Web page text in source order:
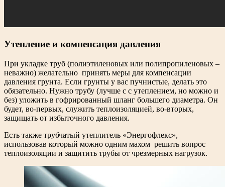
Утепление и компенсация давления
При укладке труб (полиэтиленовых или полипропиленовых –
неважно) желательно принять меры для компенсации
давления грунта. Если грунты у вас пучнистые, делать это
обязательно. Нужно трубу (лучше с с утеплением, но можно и
без) уложить в гофрированный шланг большего диаметра. Он
будет, во-первых, служить теплоизоляцией, во-вторых,
защищать от избыточного давления.
Есть также трубчатый утеплитель «Энергофлекс»,
использовав который можно одним махом решить вопрос
теплоизоляции и защитить трубы от чрезмерных нагрузок.